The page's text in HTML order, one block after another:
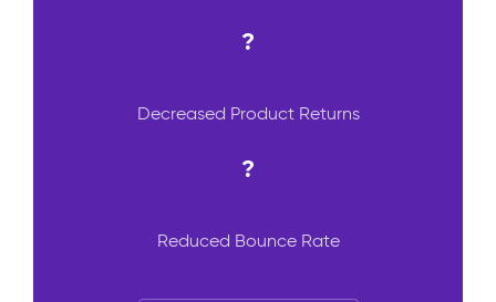
?
Decreased Product Returns
?
Reduced Bounce Rate